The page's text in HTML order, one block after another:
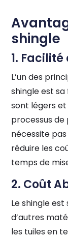
shingle
1.
L’un des
shingle est sa
sont légers
processus de
nécessite
réduire les
temps de
2. Coût
Le shingle
d’autres
les tuiles en